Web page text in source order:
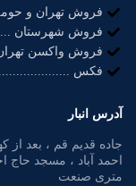
فروش تهران و
فروش شهرستان
فروش واکسن تهران
فکس
آدرس انبار
جاده قدیم قم ، بعد
متری صنعت